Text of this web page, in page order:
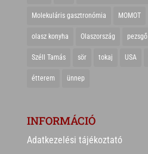
Molekuláris gasztronómia MOMOT
olasz konyha Olaszország pezsgő
Széll Tamás sör tokaj USA
étterem ünnep
INFORMÁCIÓ
Adatkezelési tájékoztató